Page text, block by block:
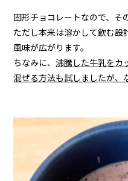
固形チョコレートなので、そ
ただし本来は溶かして飲む設
風味が広がります。
ちなみに、沸騰した牛乳をカ
混ぜる方法も試しましたが、